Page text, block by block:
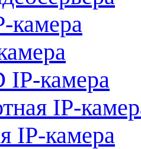
камера
IP-камера
IP-
IP-камера